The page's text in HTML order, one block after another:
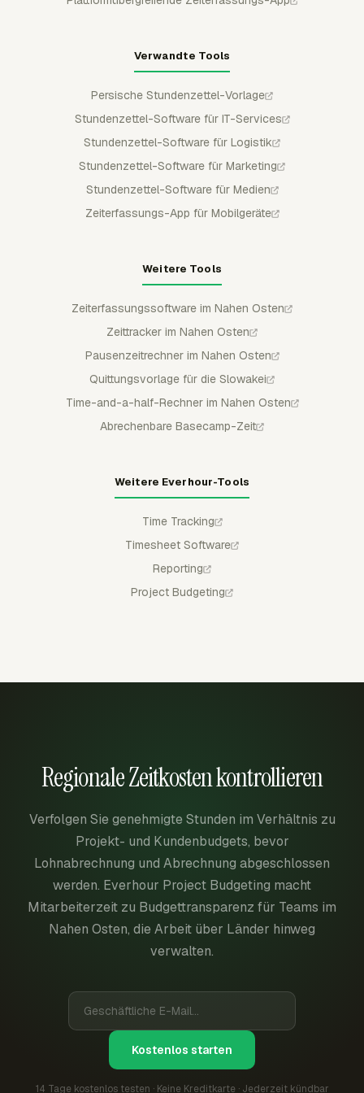
Verwandte Tools
Persische Stundenzettel-Vorlage
Stundenzettel-Software für IT-Services
Stundenzettel-Software für Logistik
Stundenzettel-Software für Marketing
Stundenzettel-Software für Medien
Zeiterfassungs-App für Mobilgeräte
Weitere Tools
Zeiterfassungssoftware im Nahen Osten
Zeittracker im Nahen Osten
Pausenzeitrechner im Nahen Osten
Quittungsvorlage für die Slowakei
Time-and-a-half-Rechner im Nahen Osten
Abrechenbare Basecamp-Zeit
Weitere Everhour-Tools
Time Tracking
Timesheet Software
Reporting
Project Budgeting
Regionale Zeitkosten kontrollieren
Verfolgen Sie genehmigte Stunden im Verhältnis zu
Projekt- und Kundenbudgets, bevor
Lohnabrechnung und Abrechnung abgeschlossen
werden. Everhour Project Budgeting macht
Mitarbeiterzeit zu Budgettransparenz für Teams im
Nahen Osten, die Arbeit über Länder hinweg
verwalten.
Kostenlos starten
14 Tage kostenlos testen · Keine Kreditkarte · Jederzeit kündbar